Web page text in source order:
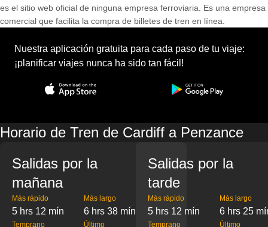
es el sitio web oficial de ninguna empresa ferroviaria. Es una empresa
comercial que facilita la compra de billetes de tren en línea.
Nuestra aplicación gratuita para cada paso de tu viaje:
¡planificar viajes nunca ha sido tan fácil!
Horario de Tren de Cardiff a Penzance
Salidas por la
mañana
Más rápido
5 hrs 12 mín
Más largo
6 hrs 38 mín
Temprano Último
Salidas por la
tarde
Más rápido
5 hrs 12 mín
Más largo
6 hrs 25
Temprano Último